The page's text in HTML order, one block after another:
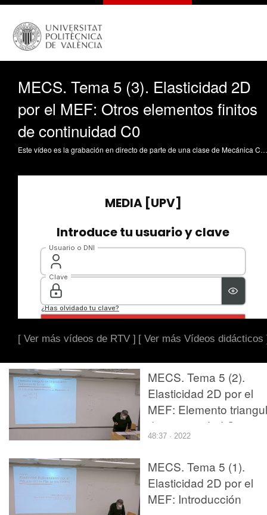
MECS. Tema 5 (3). Elasticidad 2D
por el MEF: Otros elementos finitos
de continuidad C0
Este vídeo es la grabación en directo de parte de una clase de Mecánica Computacional de Sólidos. En ella se desarrolla parte del tema 5, titulado "Elasticidad Bidimensional por el Método de los Elementos Finitos", y en concreto se aborda el tercer y último punto del mismo, "Otros elementos finitos de continuidad C0".
[ Ver más vídeos de RTV ] [ Ver más Vídeos didácticos
MECS. Tema 5 (2).
Elasticidad 2D por el
MEF: Elemento
de continuidad C0
48:37 · 2022
MECS. Tema 5 (1).
Elasticidad 2D por el
MEF: Introducción